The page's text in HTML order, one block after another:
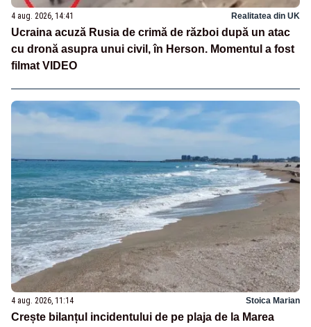
4 aug. 2026, 14:41 Realitatea din UK
Ucraina acuză Rusia de crimă de război după un atac
cu dronă asupra unui civil, în Herson. Momentul a fost
filmat VIDEO
4 aug. 2026, 11:14 Stoica Marian
Crește bilanțul incidentului de pe plaja de la Marea